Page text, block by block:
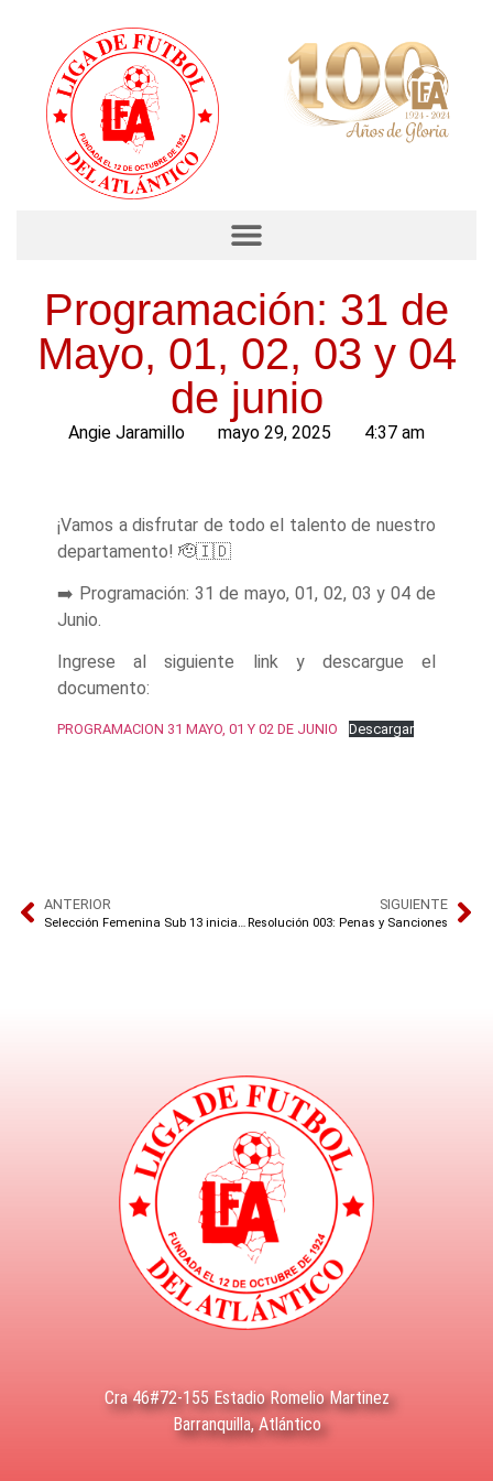
Programación: 31 de
Mayo, 01, 02, 03 y 04
de junio
Angie Jaramillo mayo 29, 2025 4:37 am
¡Vamos a disfrutar de todo el talento de nuestro
departamento! 🫡🇮🇩
➡️ Programación: 31 de mayo, 01, 02, 03 y 04 de
Junio.
Ingrese al siguiente link y descargue el
documento:
PROGRAMACION 31 MAYO, 01 Y 02 DE JUNIO Descargar
ANTERIOR
Selección Femenina Sub 13 inicia Preselección
SIGUIENTE
Resolución 003: Penas y Sanciones
Cra 46#72-155 Estadio Romelio Martinez
Barranquilla, Atlántico